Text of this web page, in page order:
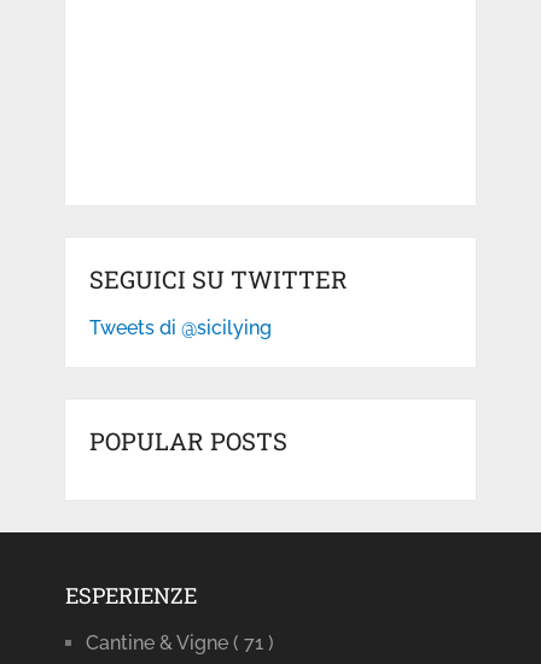
SEGUICI SU TWITTER
Tweets di @sicilying
POPULAR POSTS
ESPERIENZE
Cantine & Vigne ( 71 )